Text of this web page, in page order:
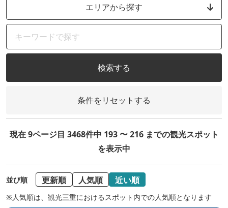
エリアから探す
検索する
条件をリセットする
現在 9ページ目 3468件中 193 〜 216 までの観光スポット
を表示中
並び順 更新順 人気順 近い順
※人気順は、観光三重におけるスポット内での人気順となります